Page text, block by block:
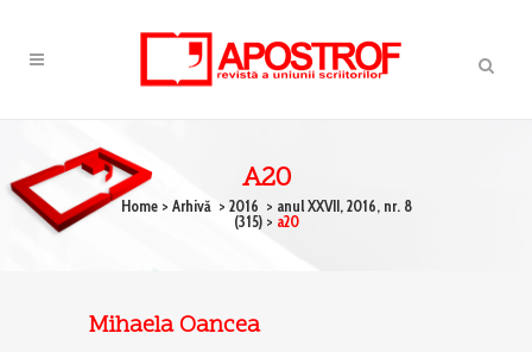
A20
Home> Arhivă > 2016 > anul XXVII, 2016, nr. 8
(315)> a20
Mihaela Oancea